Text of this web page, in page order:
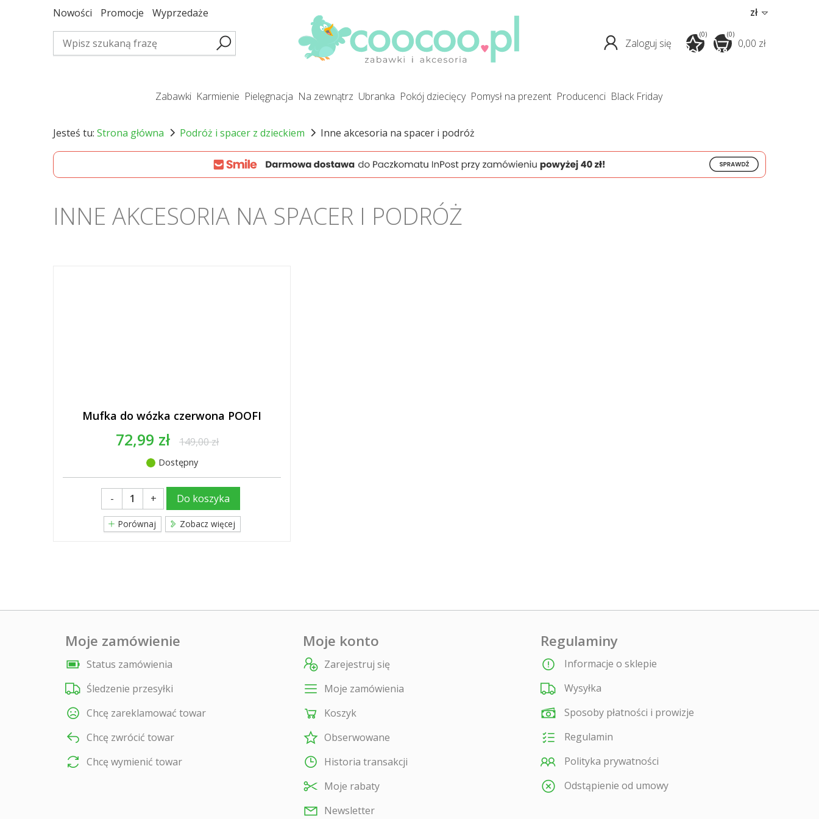
Nowości Promocje Wyprzedaże zł
(0)
0,00 zł
Zaloguj się
(0)
zabawki karmienie pielęgnacja na zewnątrz ubranka pokój dziecięcy pomysł na prezent producenci Black Friday
Jesteś tu: Strona główna Podróż i spacer z dzieckiem Inne akcesoria na spacer i podróż
INNE AKCESORIA NA SPACER I PODRÓŻ
Mufka do wózka czerwona POOFI
72,99 zł 149,00 zł
Dostępny
- + Do koszyka
Porównaj Zobacz więcej
Moje zamówienie
Status zamówienia
Śledzenie przesyłki
Chcę zareklamować towar
Chcę zwrócić towar
Chcę wymienić towar
Moje konto
Zarejestruj się
Moje zamówienia
Koszyk
Obserwowane
Historia transakcji
Moje rabaty
Newsletter
Regulaminy
Informacje o sklepie
Wysyłka
Sposoby płatności i prowizje
Regulamin
Polityka prywatności
Odstąpienie od umowy